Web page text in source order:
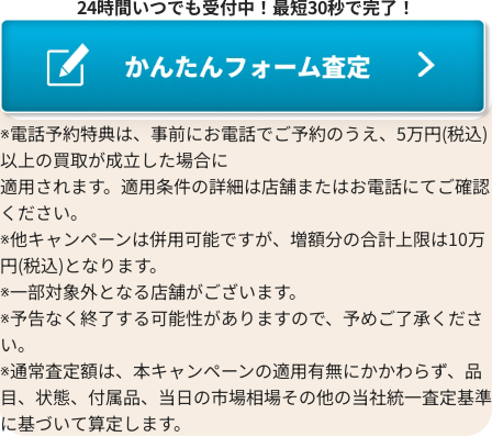
24時間いつでも受付中！最短30秒で完了！
※電話予約特典は、事前にお電話でご予約のうえ、5万円(税込)
以上の買取が成立した場合に
適用されます。適用条件の詳細は店舗またはお電話にてご確認
ください。
※他キャンペーンは併用可能ですが、増額分の合計上限は10万
円(税込)となります。
※一部対象外となる店舗がございます。
※予告なく終了する可能性がありますので、予めご了承くださ
い。
※通常査定額は、本キャンペーンの適用有無にかかわらず、品
目、状態、付属品、当日の市場相場その他の当社統一査定基準
に基づいて算定します。